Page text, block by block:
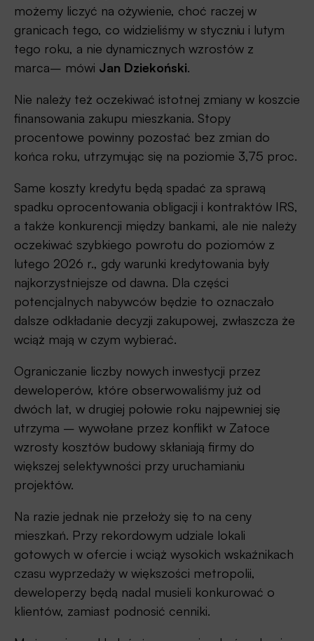
możemy liczyć na ożywienie, choć raczej w
granicach tego, co widzieliśmy w styczniu i lutym
tego roku, a nie dynamicznych wzrostów z
marca– mówi Jan Dziekoński.
Nie należy też oczekiwać istotnej zmiany w koszcie
finansowania zakupu mieszkania. Stopy
procentowe powinny pozostać bez zmian do
końca roku, utrzymując się na poziomie 3,75 proc.
Same koszty kredytu będą spadać za sprawą
spadku oprocentowania obligacji i kontraktów IRS,
a także konkurencji między bankami, ale nie należy
oczekiwać szybkiego powrotu do poziomów z
lutego 2026 r., gdy warunki kredytowania były
najkorzystniejsze od dawna. Dla części
potencjalnych nabywców będzie to oznaczało
dalsze odkładanie decyzji zakupowej, zwłaszcza że
wciąż mają w czym wybierać.
Ograniczanie liczby nowych inwestycji przez
deweloperów, które obserwowaliśmy już od
dwóch lat, w drugiej połowie roku najpewniej się
utrzyma – wywołane przez konflikt w Zatoce
wzrosty kosztów budowy skłaniają firmy do
większej selektywności przy uruchamianiu
projektów.
Na razie jednak nie przełoży się to na ceny
mieszkań. Przy rekordowym udziale lokali
gotowych w ofercie i wciąż wysokich wskaźnikach
czasu wyprzedaży w większości metropolii,
deweloperzy będą nadal musieli konkurować o
klientów, zamiast podnosić cenniki.